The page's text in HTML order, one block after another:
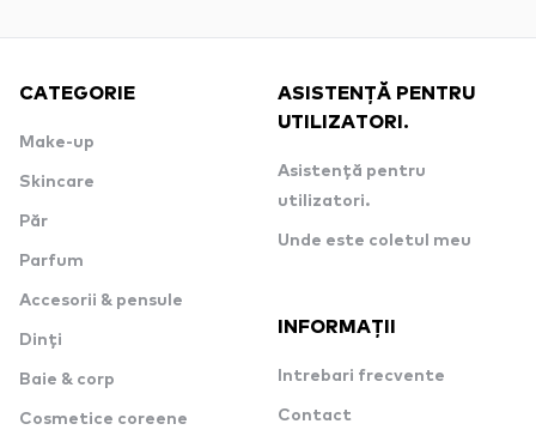
CATEGORIE
Make-up
Skincare
Păr
Parfum
Accesorii & pensule
Dinți
Baie & corp
Cosmetice coreene
ASISTENȚĂ PENTRU
UTILIZATORI.
Asistență pentru
utilizatori.
Unde este coletul meu
INFORMAȚII
Intrebari frecvente
Contact